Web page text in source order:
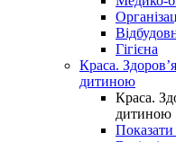
Гігієна
Краса.
дитиною
Краса.
дитиною
Показати